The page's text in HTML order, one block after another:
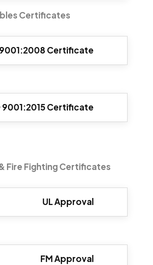
Certificates
Certificate
9001:2015 Certificate
Fire Fighting Certificates
UL Approval
FM Approval